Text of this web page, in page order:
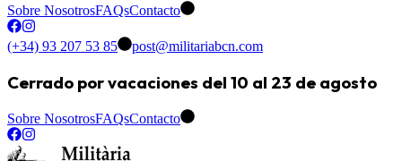
Sobre NosotrosFAQsContacto
(+34) 93 207 53 85 post@militariabcn.com
Cerrado por vacaciones del 10 al 23 de agosto
Sobre NosotrosFAQsContacto